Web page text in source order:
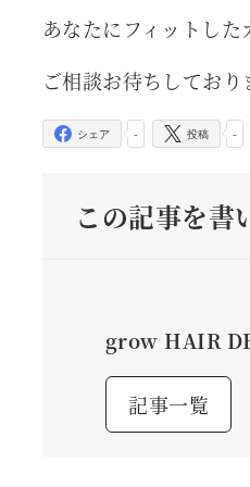
あなたにフィットし
ご相談お待ちしており
-
シェア -
投稿
この記事を書
grow HAIR
記事一覧